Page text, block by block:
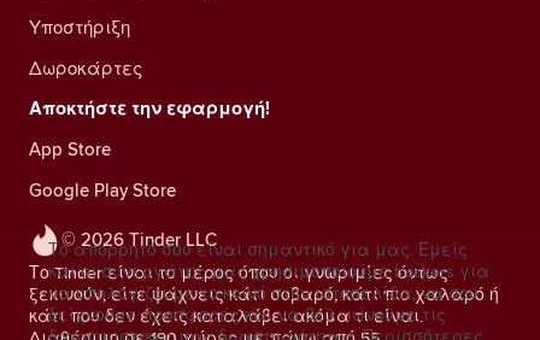
© 2026 Tinder LLC
Το Tinder είναι το μέρος όπου οι γνωριμίες όντως
ξεκινούν, είτε ψάχνεις κάτι σοβαρό, κάτι πιο χαλαρό ή
κάτι που δεν έχεις καταλάβει ακόμα τι είναι.
Υποστήριξη
Δωροκάρτες
Αποκτήστε την εφαρμογή!
App Store
Google Play Store
Το απόρρητό σου είναι σημαντικό για μας. Εμείς
και οι συνεργάτες μας χρησιμοποιούμε trackers για
να υπολογίζουμε το κοινό στην ιστοσελίδα, να σου
δείχνουμε προσφορές και να βελτιώνουμε τις